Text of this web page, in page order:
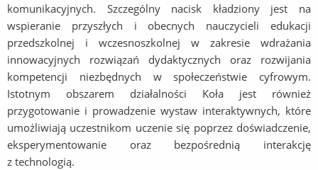
komunikacyjnych. Szczególny nacisk kładziony jest na
wspieranie przyszłych i obecnych nauczycieli edukacji
przedszkolnej i wczesnoszkolnej w zakresie wdrażania
innowacyjnych rozwiązań dydaktycznych oraz rozwijania
kompetencji niezbędnych w społeczeństwie cyfrowym.
Istotnym obszarem działalności Koła jest również
przygotowanie i prowadzenie wystaw interaktywnych, które
umożliwiają uczestnikom uczenie się poprzez doświadczenie,
eksperymentowanie oraz bezpośrednią interakcję
z technologią.